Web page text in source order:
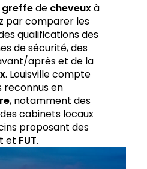
greffede cheveuxà
par comparer les
qualifications des
de sécurité, des
après et de la
. Louisville compte
reconnus en
, notamment des
cabinets locaux
proposant des
et FUT.